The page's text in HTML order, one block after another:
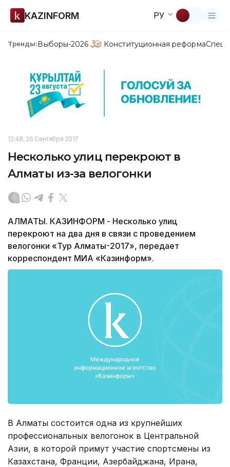
KAZINFORM РУ
Тренды:Выборы-2026 Конституционная реформа
12:48, 26 Сентября 2017
Несколько улиц перекроют в
Алматы из-за велогонки
АЛМАТЫ. КАЗИНФОРМ - Несколько улиц
перекроют на два дня в связи с проведением
велогонки «Тур Алматы-2017», передает
корреспондент МИА «Казинформ».
В Алматы состоится одна из крупнейших
профессиональных велогонок в Центральной
Азии, в которой примут участие спортсмены из
Казахстана, Франции, Азербайджана, Ирана,